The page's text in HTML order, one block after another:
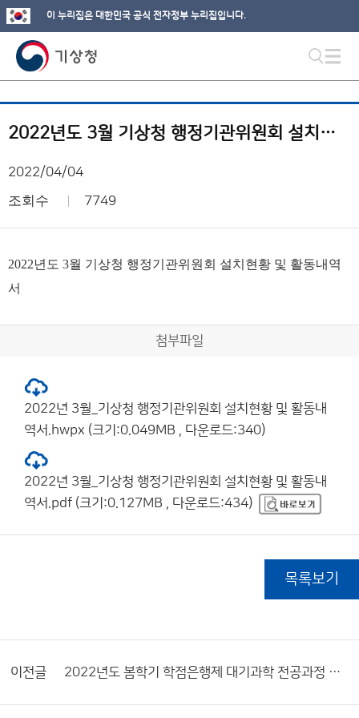
이 누리집은 대한민국 공식 전자정부 누리집입니다.
2022년도 3월 기상청 행정기관위원회 설치현황 및 활동내역서
2022/04/04
조회수 7749
2022년도 3월 기상청 행정기관위원회 설치현황 및 활동내역
서
첨부파일
2022년 3월_기상청 행정기관위원회 설치현황 및 활동내
역서.hwpx (크기:0.049MB , 다운로드:340)
2022년 3월_기상청 행정기관위원회 설치현황 및 활동내
역서.pdf (크기:0.127MB , 다운로드:434)
목록보기
이전글 2022년도 봄학기 학점은행제 대기과학 전공과정 운영계획(안)